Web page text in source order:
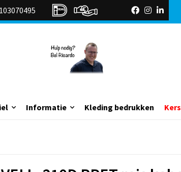
Informatie Kleding bedrukken